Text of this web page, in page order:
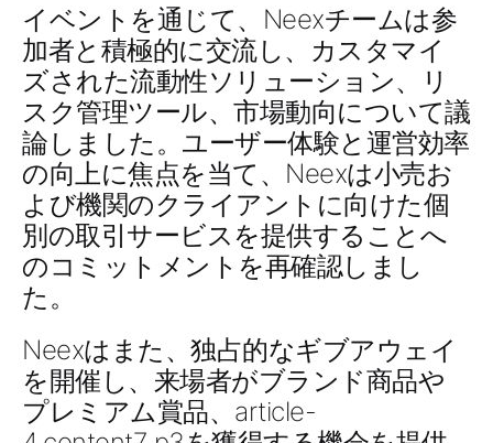
イベントを通じて、Neexチームは参
加者と積極的に交流し、
カスタマイ
ズされた流動性ソリューション、リ
スク管理ツール、市場動向について議
論しました。 ユーザー体験と運営効率
の向上に焦点を当て、Neexは小売お
よび機関のクライアント に向けた個
別の取引サービスを提供することへ
のコミットメントを再確認しまし
た。
Neexはまた、独占的なギブアウェイ
を開催し、来場者がブランド商品や
プレミアム賞品、 article-